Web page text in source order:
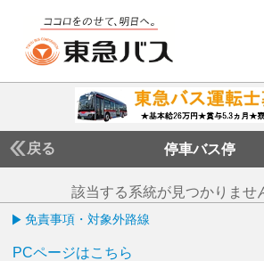
戻る 停車バス停
該当する系統が見つかりませ
免責事項・対象外路線
PCページはこちら